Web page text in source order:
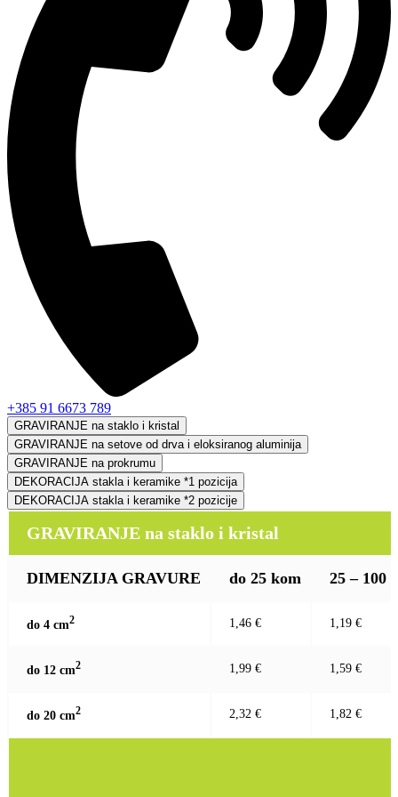
+385 91 6673 789
GRAVIRANJE na staklo i kristal
GRAVIRANJE na setove od drva i eloksiranog aluminija
GRAVIRANJE na prokrumu
DEKORACIJA stakla i keramike *1 pozicija
DEKORACIJA stakla i keramike *2 pozicije
GRAVIRANJE na staklo i kristal
DIMENZIJA GRAVURE do 25 kom 25 – 100
do 4 cm2 1,46 € 1,19 €
do 12 cm2 1,99 € 1,59 €
do 20 cm2 2,32 € 1,82 €